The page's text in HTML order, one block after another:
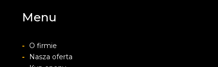
Menu
-
O firmie
-
Nasza oferta